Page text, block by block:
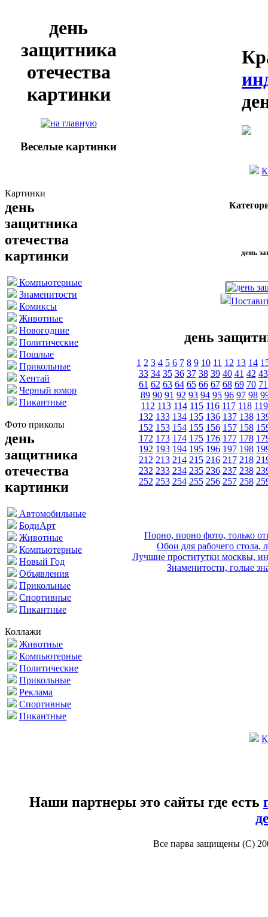
день
защитника
отечества
картинки
Веселые картинки
Картинки
день
защитника
отечества
картинки
Компьютерные
Знаменитости
Комиксы
Животные
Новогодние
Политические
Пошлые
Прикольные
Хентай
Черный юмор
Пикантные
Фото приколы
день
защитника
отечества
картинки
Автомобильные
БодиАрт
Животные
Компьютерные
Новый Год
Объявления
Прикольные
Спортивные
Пикантные
Коллажи
Животные
Компьютерные
Политические
Прикольные
Реклама
Спортивные
Пикантные
день
день
1 2 3 4 5 6 7 8 9 10 11 12 13 14
33 34 35 36 37 38 39 40 41 42 43
61 62 63 64 65 66 67 68 69 70 71
89 90 91 92 93 94 95 96 97 98
112 113 114 115 116 117 118 119
132 133 134 135 136 137 138
152 153 154 155 156 157 158
172 173 174 175 176 177 178
192 193 194 195 196 197 198
212 213 214 215 216 217 218
232 233 234 235 236 237 238
252 253 254 255 256 257 258
Порно, порно фото, только
Обои для рабочего стола,
Лучшие проститутки москвы,
Знаменитости, голые
Наши партнеры это сайты где есть
Все парва защищены (С)